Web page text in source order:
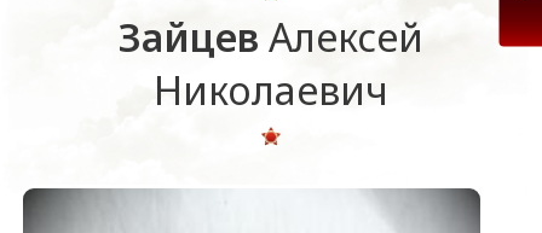
Зайцев Алексей
Николаевич